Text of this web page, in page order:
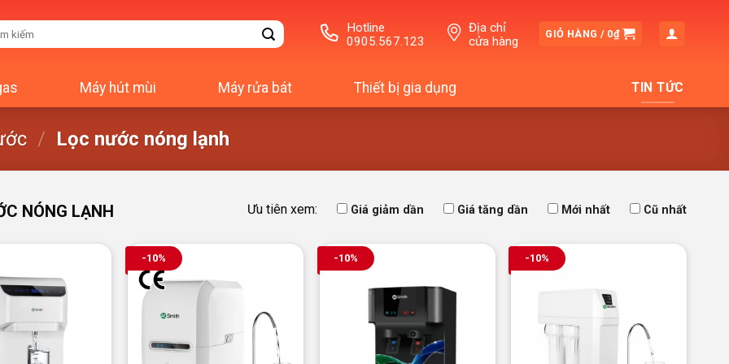
Hotline
0905.567.123
Địa chỉ
cửa hàng
GIỎ HÀNG / 0₫
Máy hút mùi Máy rửa bát Thiết bị gia dụng TIN TỨC
/ Lọc nước nóng lạnh
NÓNG LẠNH Ưu tiên xem: Giá giảm dần Giá tăng dần Mới nhất Cũ nhất
-10% -10% -10%